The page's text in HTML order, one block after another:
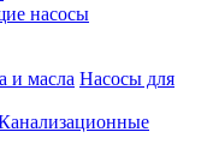
насосы
Насосы для